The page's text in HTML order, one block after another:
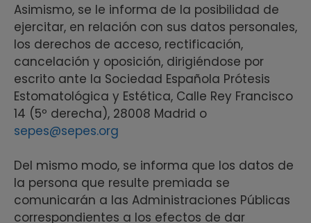
Asimismo, se le informa de la posibilidad de
ejercitar, en relación con sus datos personales,
los derechos de acceso, rectificación,
cancelación y oposición, dirigiéndose por
escrito ante la Sociedad Española Prótesis
Estomatológica y Estética, Calle Rey Francisco
14 (5º derecha), 28008 Madrid o
sepes@sepes.org
Del mismo modo, se informa que los datos de
la persona que resulte premiada se
comunicarán a las Administraciones Públicas
correspondientes a los efectos de dar